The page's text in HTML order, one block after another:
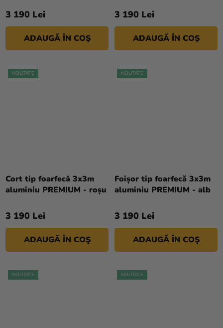
3 190 Lei
ADAUGĂ ÎN COŞ
3 190 Lei
ADAUGĂ ÎN COŞ
NOUTATE
Cort tip foarfecă 3x3m
aluminiu PREMIUM - roșu
3 190 Lei
ADAUGĂ ÎN COŞ
NOUTATE
Foișor tip foarfecă 3x3m
aluminiu PREMIUM - alb
3 190 Lei
ADAUGĂ ÎN COŞ
NOUTATE NOUTATE